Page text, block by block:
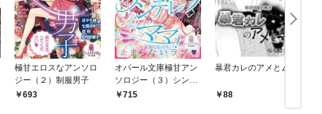
極甘エロスなアンソロ
ジー（２）制服男子
￥693
オパール文庫極甘アン
ソロジー（３）シンデ
レラママ！
￥715
暴君カレのアメとムチ
￥88